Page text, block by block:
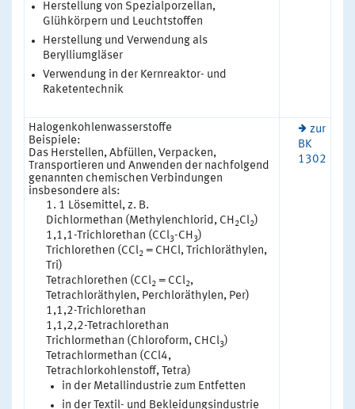
Herstellung von Spezialporzellan,
Glühkörpern und Leuchtstoffen
Herstellung und Verwendung als
Berylliumgläser
Verwendung in der Kernreaktor- und
Raketentechnik
Halogenkohlenwasserstoffe
Beispiele:
Das Herstellen, Abfüllen, Verpacken,
Transportieren und Anwenden der nachfolgend
genannten chemischen Verbindungen
insbesondere als:
1 Lösemittel, z. B.
Dichlormethan (Methylenchlorid, CH2Cl2)
1,1,1-Trichlorethan (CCl3-CH3)
Trichlorethen (CCl2 = CHCl, Trichloräthylen,
Tri)
Tetrachlorethen (CCl2 = CCl2,
Tetrachloräthylen, Perchloräthylen, Per)
1,1,2-Trichlorethan
1,1,2,2-Tetrachlorethan
Trichlormethan (Chloroform, CHCl3)
Tetrachlormethan (CCl4,
Tetrachlorkohlenstoff, Tetra)
in der Metallindustrie zum Entfetten
in der Textil- und Bekleidungsindustrie
zur
BK
1302